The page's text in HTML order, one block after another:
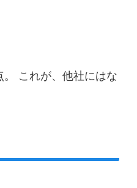
。 これが、他社にはな